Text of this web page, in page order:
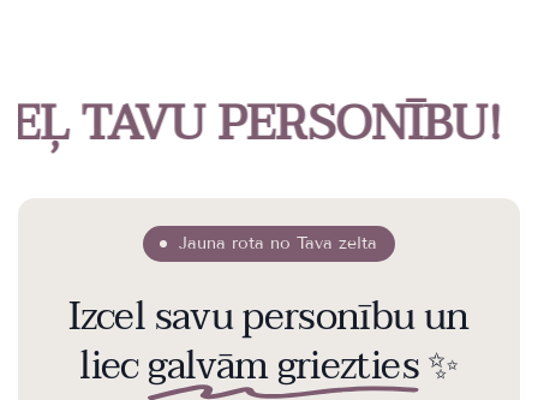
PERSONĪBU!
Jauna rota no Tava zelta
Izcel savu personību un
liecgalvām griezties✨